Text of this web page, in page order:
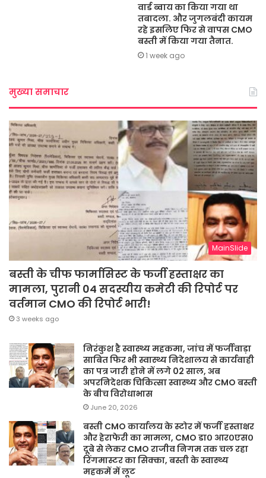
वार्ड ब्वाय का किया गया था
तबादला. और जुगलबंदी कायम
रहे इसलिए फिर से वापस CMO
बस्ती में किया गया तैनात.
1 week ago
मुख्या समाचार
MainSlide
बस्ती के चीफ फार्मासिस्ट के फर्जी हस्ताक्षर का
मामला, पुरानी 04 सदस्यीय कमेटी की रिपोर्ट पर
वर्तमान CMO की रिपोर्ट भारी!
3 weeks ago
निरंकुश है स्वास्थ्य महकमा, जांच में फर्जीवाड़ा
साबित फिर भी स्वास्थ्य निदेशालय से कार्यवाही
का पत्र जारी होने में लगे 02 साल, अब
अपरनिदेशक चिकित्सा स्वास्थ्य और CMO बस्ती
के बीच विरोधाभास
June 20, 2026
बस्ती CMO कार्यालय के स्टोर में फर्जी हस्ताक्षर
और हेराफेरी का मामला, CMO डा० आर०एस०
दूबे से लेकर CMO राजीव निगम तक चल रहा
रिंगमास्टर का सिक्का, बस्ती के स्वास्थ्य
महकमें में लूट